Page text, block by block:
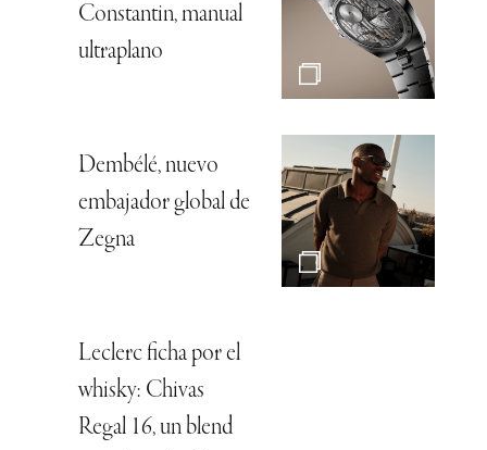
Constantin, manual
ultraplano
Dembélé, nuevo
embajador global de
Zegna
Leclerc ficha por el
whisky: Chivas
Regal 16, un blend